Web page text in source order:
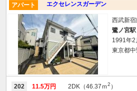
エクセレンスガーデン
アパート
西武新宿
鷺ノ宮駅
1991年2
東京都
202 11.5万円 2DK（46.37ｍ2 ）